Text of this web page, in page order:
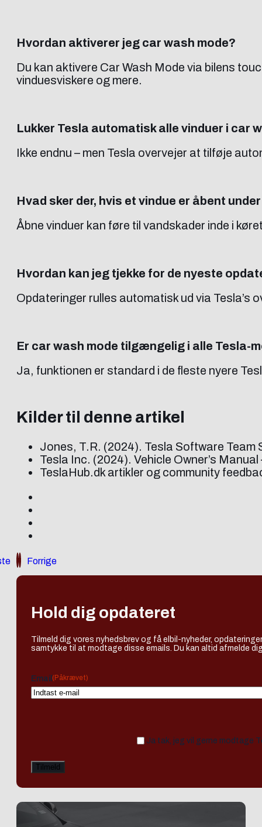
Hvordan aktiverer jeg car wash mode?
Du kan aktivere Car Wash Mode via bilens
vinduesviskere og mere.
Lukker Tesla automatisk alle vinduer i car
Ikke endnu – men Tesla overvejer at tilføje
Hvad sker der, hvis et vindue er åbent
Åbne vinduer kan føre til vandskader inde i
Hvordan kan jeg tjekke for de nyeste
Opdateringer rulles automatisk ud via Tesla’s
Er car wash mode tilgængelig i alle Tesla-
Ja, funktionen er standard i de fleste nyere
Kilder til denne artikel
Jones, T.R. (2024). Tesla Software
Tesla Inc. (2024). Vehicle Owner’s Manual
TeslaHub.dk artikler og community
Forrige
Hold dig opdateret
Tilmeld dig vores nyhedsbrev og få elbil-nyheder,
samtykke til at modtage disse emails. Du kan altid afmelde
Email (Påkrævet)
Ja tak, jeg vil gerne modtage